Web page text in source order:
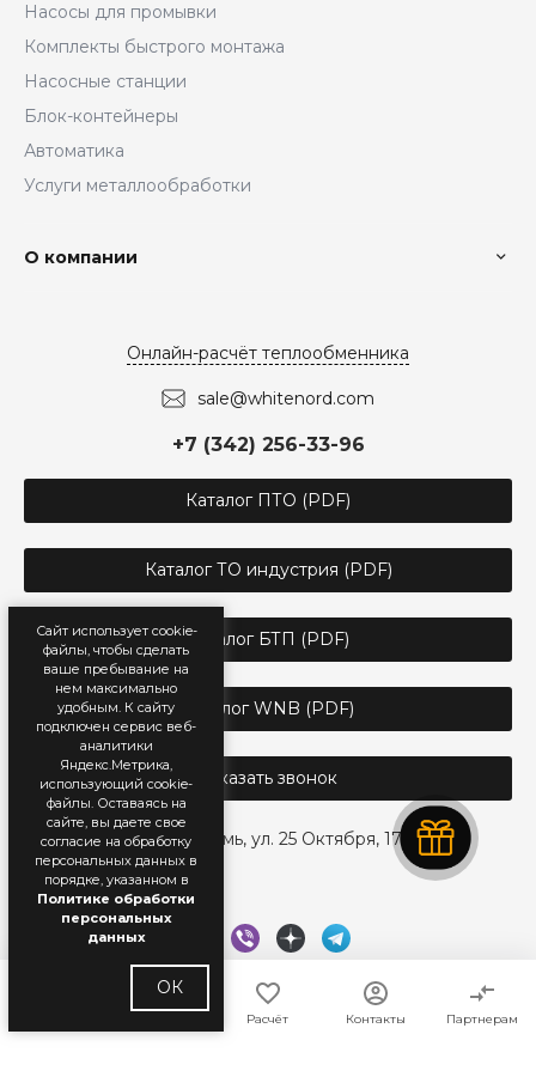
Расчёт Контакты Партнерам
Сайт использует cookie-
файлы, чтобы сделать
ваше пребывание на
нем максимально
удобным. К cайту
подключен сервис веб-
аналитики
Яндекс.Метрика,
использующий cookie-
файлы. Оставаясь на
сайте, вы даете свое
согласие на обработку
персональных данных в
порядке, указанном в
Политике обработки
персональных
данных
ОК
Насосы для промывки
Комплекты быстрого монтажа
Насосные станции
Блок-контейнеры
Автоматика
Услуги металлообработки
О компании
Онлайн-расчёт теплообменника
sale@whitenord.com
+7 (342) 256-33-96
г. Пермь, ул. 25 Октября, 17
Каталог ПТО (PDF)
Каталог ТО индустрия (PDF)
Каталог БТП (PDF)
Каталог WNB (PDF)
Заказать звонок